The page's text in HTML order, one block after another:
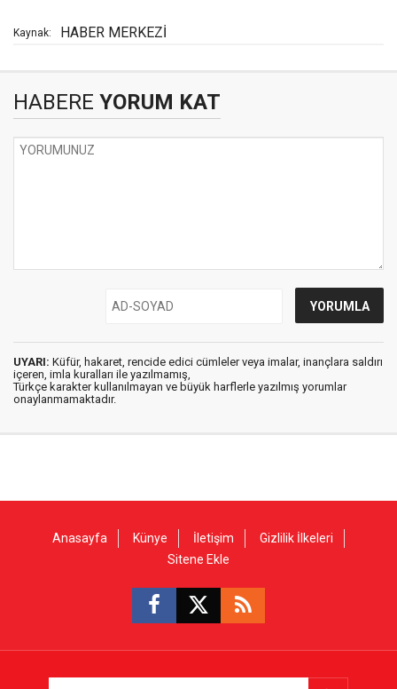
Kaynak: HABER MERKEZİ
HABERE YORUM KAT
UYARI: Küfür, hakaret, rencide edici cümleler veya imalar, inançlara saldırı
içeren, imla kuralları ile yazılmamış,
Türkçe karakter kullanılmayan ve büyük harflerle yazılmış yorumlar
onaylanmamaktadır.
Anasayfa Künye İletişim
Gizlilik İlkeleri
Sitene Ekle